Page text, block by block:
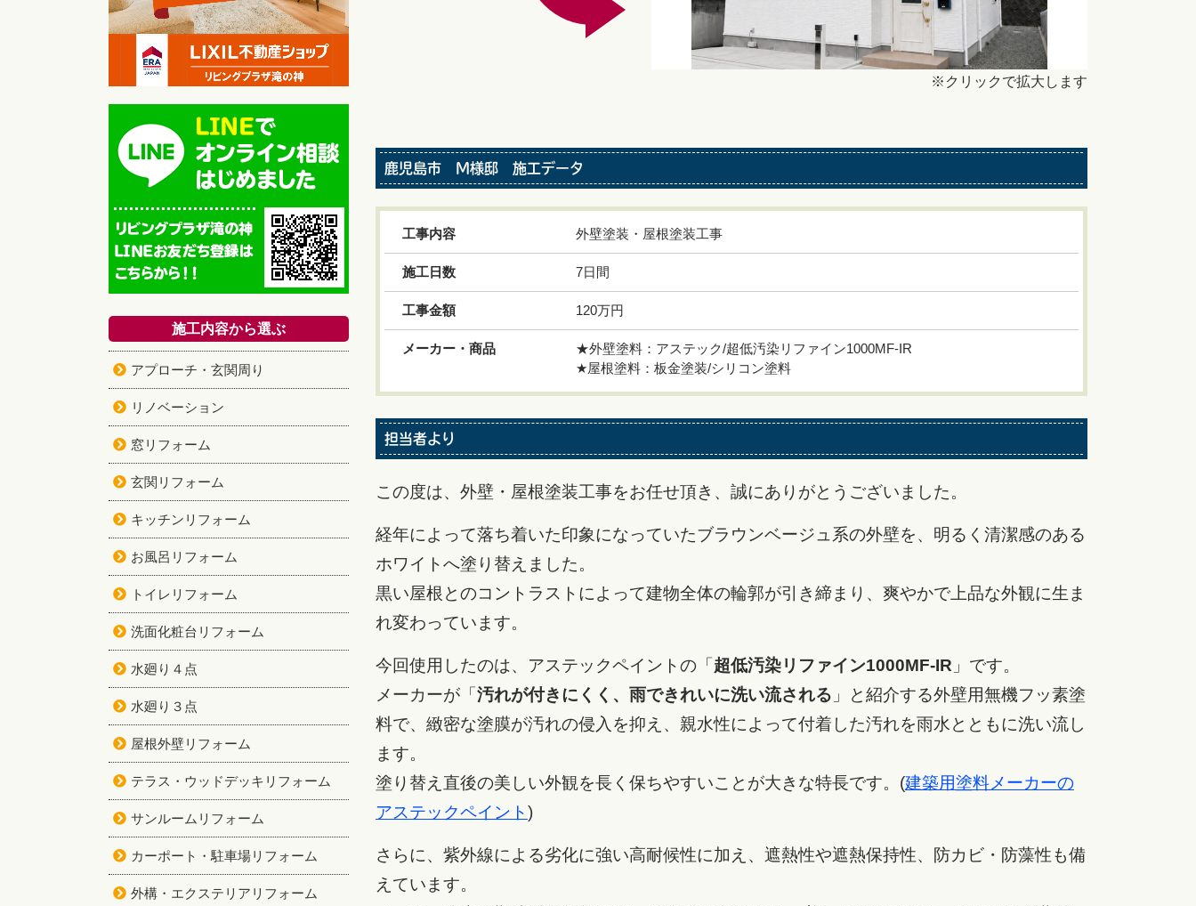
※クリックで拡大します
鹿児島市 M様邸 施工データ
工事内容 外壁塗装・屋根塗装工事
施工日数 7日間
工事金額 120万円
メーカー・商品
★外壁塗料：アステック/超低汚染リファイン1000MF-IR
★屋根塗料：板金塗装/シリコン塗料
担当者より
この度は、外壁・屋根塗装工事をお任せ頂き、誠にありがとうございました。
経年によって落ち着いた印象になっていたブラウンベージュ系の外壁を、明るく清潔感のある
ホワイトへ塗り替えました。
黒い屋根とのコントラストによって建物全体の輪郭が引き締まり、爽やかで上品な外観に生ま
れ変わっています。
今回使用したのは、アステックペイントの「 超低汚染リファイン1000MF-IR 」です。
メーカーが「 汚れが付きにくく、雨できれいに洗い流される 」と紹介する外壁用無機フッ素塗
料で、緻密な塗膜が汚れの侵入を抑え、親水性によって付着した汚れを雨水とともに洗い流し
ます。
塗り替え直後の美しい外観を長く保ちやすいことが大きな特長です。(建築用塗料メーカーの
アステックペイント)
さらに、紫外線による劣化に強い高耐候性に加え、遮熱性や遮熱保持性、防カビ・防藻性も備
えています。
施工内容から選ぶ
アプローチ・玄関周り
リノベーション
窓リフォーム
玄関リフォーム
キッチンリフォーム
お風呂リフォーム
トイレリフォーム
洗面化粧台リフォーム
水廻り４点
水廻り３点
屋根外壁リフォーム
テラス・ウッドデッキリフォーム
サンルームリフォーム
カーポート・駐車場リフォーム
外構・エクステリアリフォーム